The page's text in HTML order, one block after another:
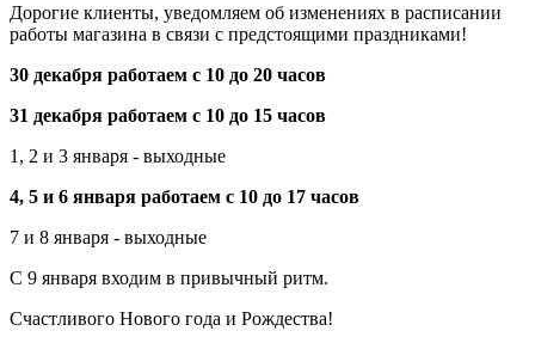
Дорогие клиенты, уведомляем об изменениях в расписании
работы магазина в связи с предстоящими праздниками!
30 декабря работаем с 10 до 20 часов
31 декабря работаем с 10 до 15 часов
1, 2 и 3 января - выходные
4, 5 и 6 января работаем с 10 до 17 часов
7 и 8 января - выходные
С 9 января входим в привычный ритм.
Счастливого Нового года и Рождества!